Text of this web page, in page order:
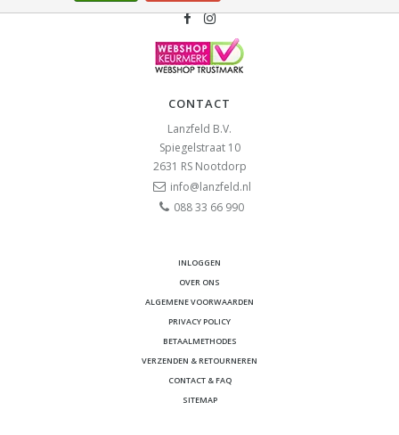
CONTACT
Lanzfeld B.V.
Spiegelstraat 10
2631 RS Nootdorp
info@lanzfeld.nl
088 33 66 990
INLOGGEN
OVER ONS
ALGEMENE VOORWAARDEN
PRIVACY POLICY
BETAALMETHODES
VERZENDEN & RETOURNEREN
CONTACT & FAQ
SITEMAP